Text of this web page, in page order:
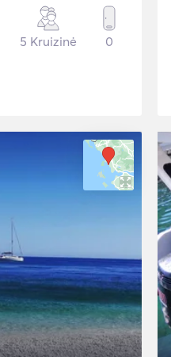
5 Kruizinė 0